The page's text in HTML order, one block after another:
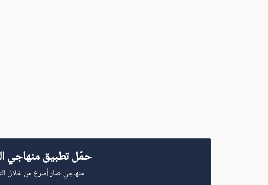
حمّل تطبيق منهاجي
منهاجي صار أسرع من خلال